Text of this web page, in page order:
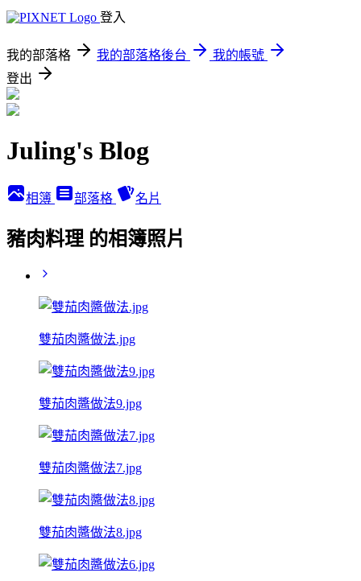
登入
我的部落格 我的部落格後台
我的帳號
登出
Juling's Blog
相簿 部落格 名片
豬肉料理 的相簿照片
雙茄肉醬做法.jpg
雙茄肉醬做法9.jpg
雙茄肉醬做法7.jpg
雙茄肉醬做法8.jpg